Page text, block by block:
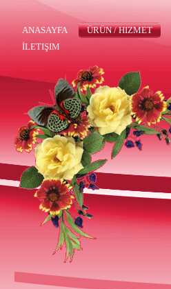
ANASAYFA ÜRÜN / HIZMET
İLETIŞIM